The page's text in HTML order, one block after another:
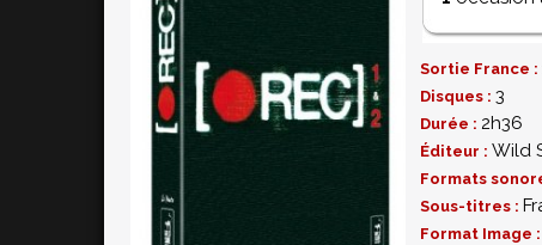
Sortie France :
Disques :3
Durée : 2h36
Éditeur :Wild
Formats
Sous-titres :
Format Image